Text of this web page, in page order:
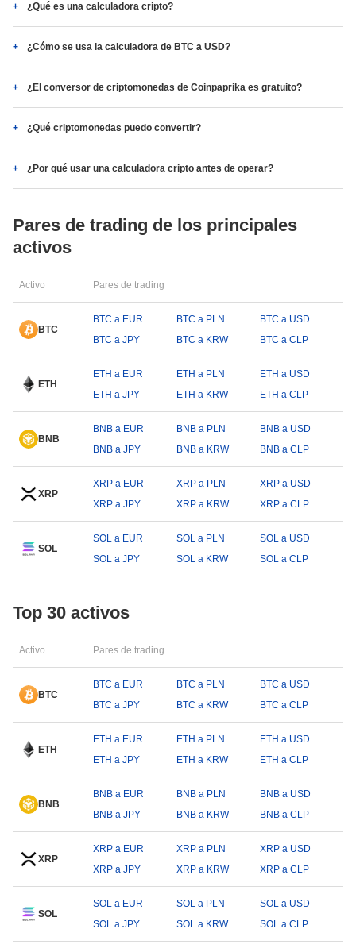
¿Qué es una calculadora cripto?
¿Cómo se usa la calculadora de BTC a USD?
¿El conversor de criptomonedas de Coinpaprika es gratuito?
¿Qué criptomonedas puedo convertir?
¿Por qué usar una calculadora cripto antes de operar?
Pares de trading de los principales
activos
Activo Pares de trading
BTC
BTC a EUR BTC a PLN
BTC a USD
BTC a JPY
BTC a KRW BTC a CLP
ETH
ETH a EUR ETH a PLN
ETH a USD
ETH a JPY
ETH a KRW ETH a CLP
BNB
BNB a EUR BNB a PLN
BNB a USD
BNB a JPY
BNB a KRW BNB a CLP
XRP
XRP a EUR XRP a PLN
XRP a USD
XRP a JPY
XRP a KRW XRP a CLP
SOL
SOL a EUR SOL a PLN
SOL a USD
SOL a JPY
SOL a KRW SOL a CLP
Top 30 activos
Activo Pares de trading
BTC
BTC a EUR BTC a PLN
BTC a USD
BTC a JPY
BTC a KRW BTC a CLP
ETH
ETH a EUR ETH a PLN
ETH a USD
ETH a JPY
ETH a KRW ETH a CLP
BNB
BNB a EUR BNB a PLN
BNB a USD
BNB a JPY
BNB a KRW BNB a CLP
XRP
XRP a EUR XRP a PLN
XRP a USD
XRP a JPY
XRP a KRW XRP a CLP
SOL
SOL a EUR SOL a PLN
SOL a USD
SOL a JPY
SOL a KRW SOL a CLP